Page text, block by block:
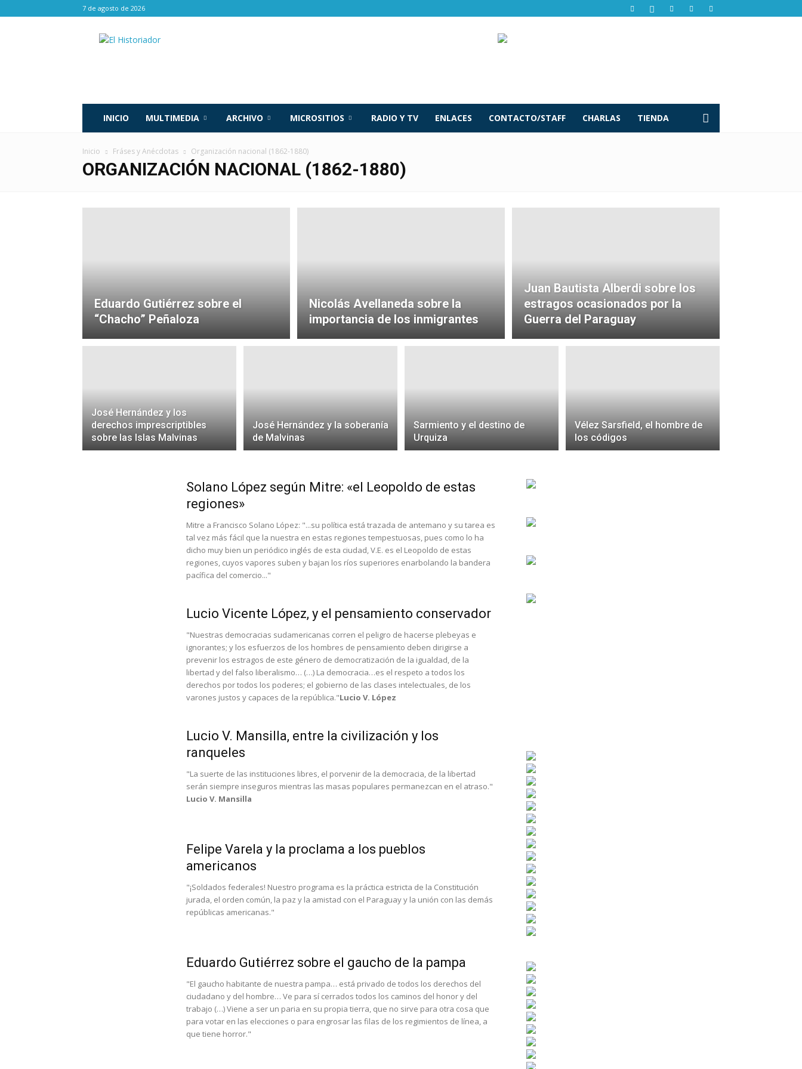
7 de agosto de 2026
El
INICIO MULTIMEDIA ARCHIVO MICROSITIOS RADIO Y TV ENLACES CONTACTO/STAFF CHARLAS TIENDA
Inicio Fráses y Anécdotas Organización nacional (1862-1880)
ORGANIZACIÓN NACIONAL (1862-1880)
Eduardo Gutiérrez sobre el
“Chacho” Peñaloza
Nicolás Avellaneda sobre la
importancia de los inmigrantes
Juan Bautista Alberdi sobre los
estragos ocasionados por la
Guerra del Paraguay
José Hernández y los
derechos imprescriptibles
sobre las Islas Malvinas
José Hernández y la soberanía
de Malvinas
Sarmiento y el destino de
Urquiza
Vélez Sarsfield, el hombre de
los códigos
Solano López según Mitre: «el Leopoldo de estas
regiones»
Mitre a Francisco Solano López: "...su política está trazada de antemano y su tarea es
tal vez más fácil que la nuestra en estas regiones tempestuosas, pues como lo ha
dicho muy bien un periódico inglés de esta ciudad, V.E. es el Leopoldo de estas
regiones, cuyos vapores suben y bajan los ríos superiores enarbolando la bandera
pacífica del comercio..."
Lucio Vicente López, y el pensamiento conservador
"Nuestras democracias sudamericanas corren el peligro de hacerse plebeyas e
ignorantes; y los esfuerzos de los hombres de pensamiento deben dirigirse a
prevenir los estragos de este género de democratización de la igualdad, de la
libertad y del falso liberalismo… (…) La democracia…es el respeto a todos los
derechos por todos los poderes; el gobierno de las clases intelectuales, de los
varones justos y capaces de la república."Lucio V. López
Lucio V. Mansilla, entre la civilización y los
ranqueles
"La suerte de las instituciones libres, el porvenir de la democracia, de la libertad
serán siempre inseguros mientras las masas populares permanezcan en el atraso."
Lucio V. Mansilla
Felipe Varela y la proclama a los pueblos
americanos
"¡Soldados federales! Nuestro programa es la práctica estricta de la Constitución
jurada, el orden común, la paz y la amistad con el Paraguay y la unión con las demás
repúblicas americanas."
Eduardo Gutiérrez sobre el gaucho de la pampa
"El gaucho habitante de nuestra pampa… está privado de todos los derechos del
ciudadano y del hombre… Ve para sí cerrados todos los caminos del honor y del
trabajo (…) Viene a ser un paria en su propia tierra, que no sirve para otra cosa que
para votar en las elecciones o para engrosar las filas de los regimientos de línea, a
que tiene horror."